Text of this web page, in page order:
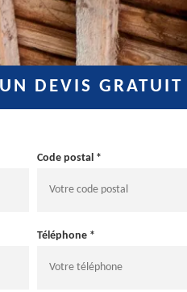
DEVIS GRATUIT
Code postal *
Téléphone *